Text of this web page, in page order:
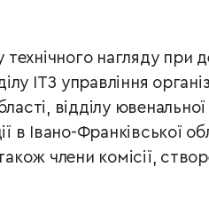
нагляду при
ІТЗ управління
відділу
в Івано-Франківської
члени комісії,